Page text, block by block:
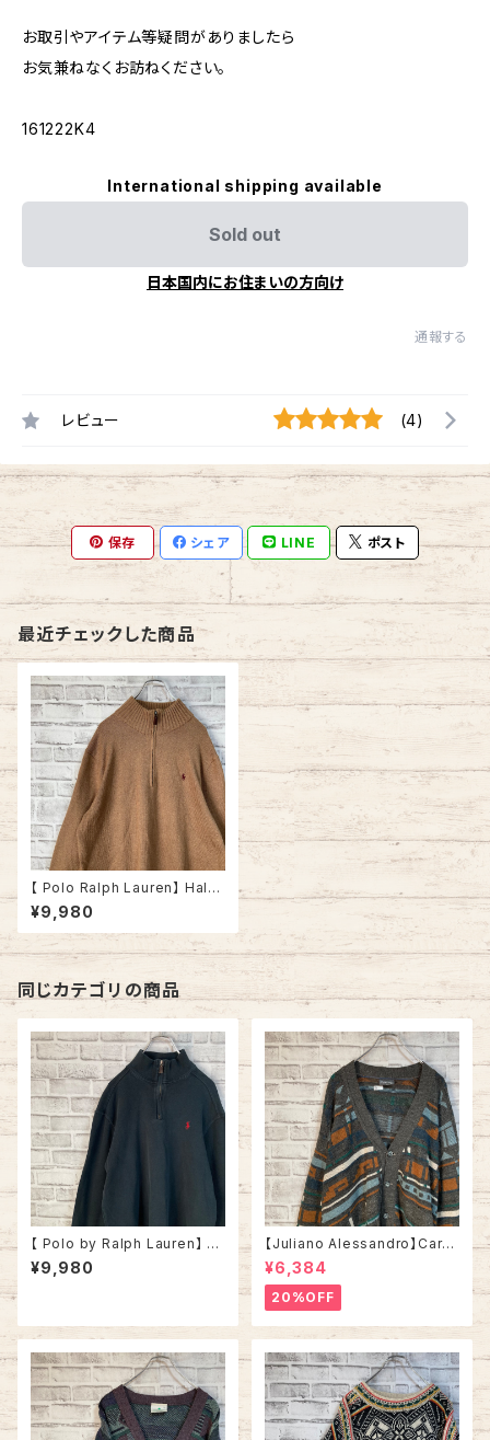
お取引やアイテム等疑問がありましたら
お気兼ねなくお訪ねください。
161222K4
International shipping available
Sold out
日本国内にお住まいの方向け
通報する
レビュー (4)
保存 シェア LINE ポスト
最近チェックした商品
【 Polo Ralph Lauren】 Halfz
ip Knit L ポロ ラルフローレン
ハーフジップ ニット セーター ベ
ージュ 胸ロゴ 刺繍ロゴ ポニー
ロゴ ゆるだぼ ビッグシルエット
¥9,980
同じカテゴリの商品
【 Polo by Ralph Lauren】 H
alfzip Knit L相当 ポロ バイ ラ
ルフローレン ハーフジップ ニッ
A 古着
¥9,980
【Juliano Alessandro】Cardi
gan L Made in ITALY “EUR
O LINE” カーディガン 総柄 ウ
ール混合 イタリア製 ユーロライ
ン ヨーロッパ 古着
¥6,384
20%OFF